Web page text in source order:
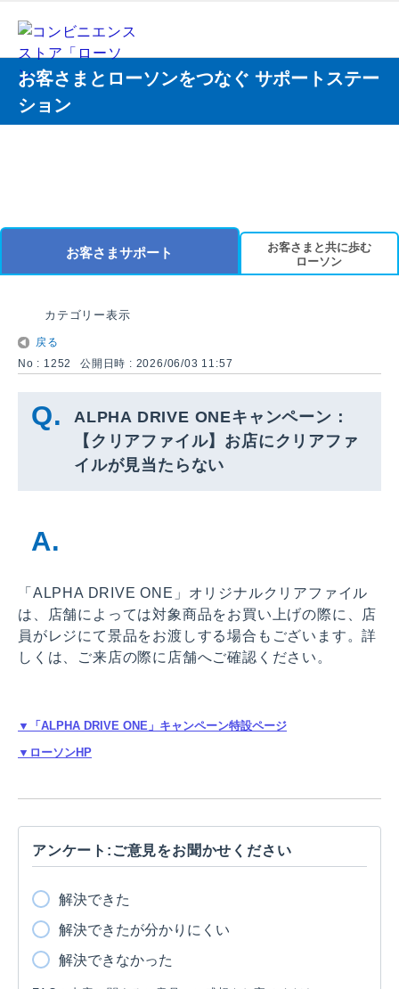
お客さまとローソンをつなぐ サポートステー
ション
お客さまサポート
お客さまと共に歩む
ローソン
カテゴリー表示
戻る
No : 1252
公開日時 : 2026/06/03 11:57
ALPHA DRIVE ONEキャンペーン：
【クリアファイル】お店にクリアファ
イルが見当たらない
「ALPHA DRIVE ONE」オリジナルクリアファイル
は、店舗によっては対象商品をお買い上げの際に、店
員がレジにて景品をお渡しする場合もございます。詳
しくは、ご来店の際に店舗へご確認ください。
▼「ALPHA DRIVE ONE」キャンペーン特設ページ
▼ローソンHP
アンケート:ご意見をお聞かせください
解決できた
解決できたが分かりにくい
解決できなかった